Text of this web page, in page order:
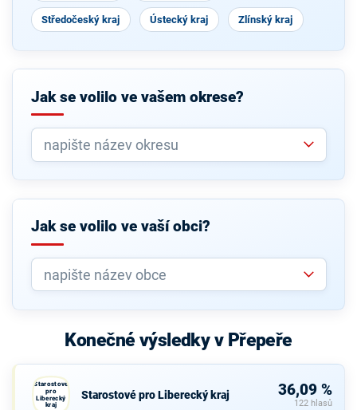
Středočeský kraj Ústecký kraj Zlínský kraj
Jak se volilo ve vašem okrese?
Jak se volilo ve vaší obci?
Konečné výsledky v Přepeře
Starostové
pro
Liberecký
kraj
Starostové pro Liberecký kraj 36,09 %
122 hlasů